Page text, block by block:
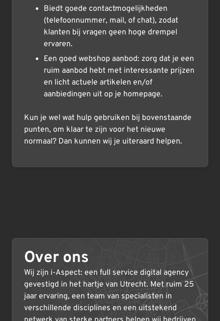
Biedt goede contactmogelijkheden
(telefoonnummer, mail, of chat), zodat
klanten bij vragen geen hoge drempel
ervaren.
Een goed webshop aanbod: zorg dat je een
ruim aanbod hebt met interessante prijzen
en licht actuele artikelen en/of
aanbiedingen uit op je homepage.
Kun je wel wat hulp gebruiken bij bovenstaande
punten, om klaar te zijn voor het nieuwe
normaal? Dan kunnen wij je uiteraard helpen.
Over ons
Wij zijn i-Aspect: een full service digital agency
gevestigd in het hartje van Utrecht. Met ruim 25
jaar ervaring, een team van specialisten in
verschillende disciplines en een uitstekend